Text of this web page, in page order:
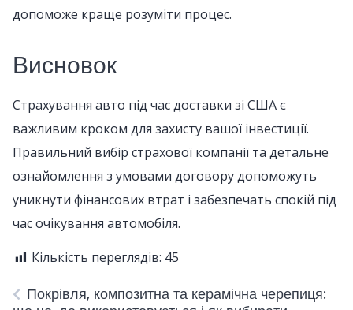
допоможе краще розуміти процес.
Висновок
Страхування авто під час доставки зі США є
важливим кроком для захисту вашої інвестиції.
Правильний вибір страхової компанії та детальне
ознайомлення з умовами договору допоможуть
уникнути фінансових втрат і забезпечать спокій під
час очікування автомобіля.
Кількість переглядів: 45
Покрівля, композитна та керамічна черепиця: